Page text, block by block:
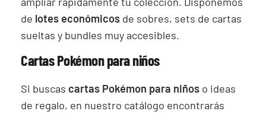
de lotes económicos de sobres, sets de cartas
sueltas y bundles muy accesibles.
Cartas Pokémon para niños
Si buscas cartas Pokémon para niños o ideas
de regalo, en nuestro catálogo encontrarás